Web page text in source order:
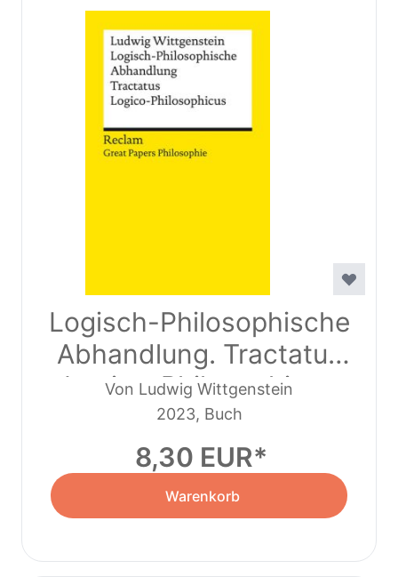
Logisch-Philosophische
Abhandlung. Tractatus
Logico-Philosophicus
Von Ludwig Wittgenstein
2023, Buch
8,30 EUR
Warenkorb